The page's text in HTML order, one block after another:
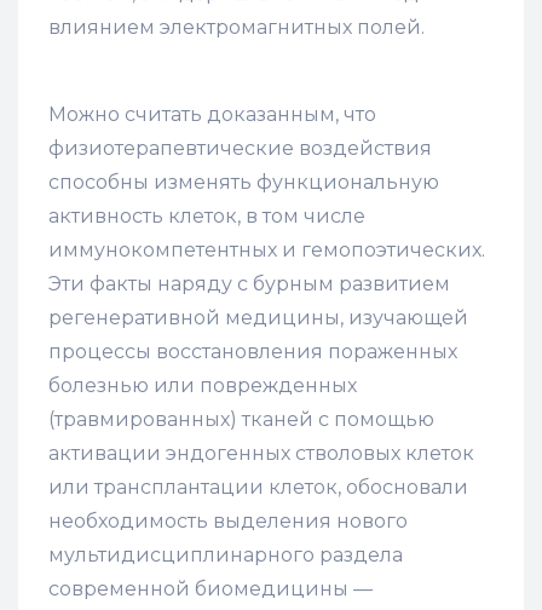
влиянием электромагнитных полей.
Можно считать доказанным, что
физиотерапевтические воздействия
способны изменять функциональную
активность клеток, в том числе
иммунокомпетентных и гемопоэтических.
Эти факты наряду с бурным развитием
регенеративной медицины, изучающей
процессы восстановления пораженных
болезнью или поврежденных
(травмированных) тканей с помощью
активации эндогенных стволовых клеток
или трансплантации клеток, обосновали
необходимость выделения нового
мультидисциплинарного раздела
современной биомедицины —